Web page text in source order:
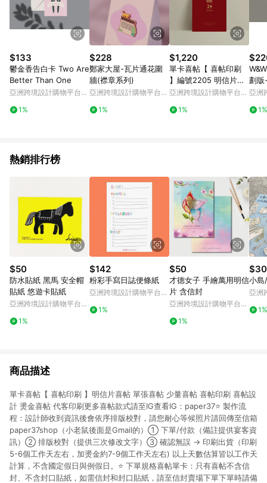
Pinkoi 購物商品資訊頁及購物車標示為準。 10. 點數紅包使用規
則請以點數紅包活動說明為準。 11. 若於 LINE 購物前往 Pinkoi
頁面後才首次下載 Pinkoi APP 並完成訂單，不符合導購資格；承
上，首次下載 Pinkoi APP 後，需透過 LINE 購物前往 Pinkoi 頁
面，方享導購資格。
$133
鬱金香告白卡 Two Are
Better Than One
亞洲跨境設計購物平台
1%
$228
鄭家大屋-瓦片通花圍
牆(襟章系列)
亞洲跨境設計購物平台
1%
$1,220
單卡喜帖【 喜帖印刷
】編號2205 明信片喜
帖 少量喜帖 喜帖設
亞洲跨境設計購物平台
1%
劃版
手寫
亞洲
1%
熱銷排行榜
$50
防水貼紙 黑馬 安全帽
貼紙 悠遊卡貼紙
亞洲跨境設計購物平台
1%
$142
粉彩手寫日誌便條紙
亞洲跨境設計購物平台
1%
$50
才德女子 手繪萬用明信
片 含信封
亞洲跨境設計購物平台
1%
$30
小島
亞洲
1%
商品描述
單卡喜帖【 喜帖印刷 】明信片喜帖 單張喜帖 少量喜帖 喜帖印刷 喜帖設
計 燙金喜帖 代客印刷更多喜帖款式請至IG查看IG：paper37⭐️ 製作流
程：設計師收到資訊後會依序排版校對，請您耐心等候照片請回傳至信箱
paper37shop（小老鼠後面是Gmail的）① 下單/付款（備註提供宴客資
訊）② 排版校對（提供三次修改文字）③ 確認無誤 → 印刷出貨（印刷
5-6個工作天左右，加燙金約7-9個工作天左右) 以上天數估算皆以工作天
計算，不含國定假日與例假日。⭐️ 下單規格喜帖單卡：只有喜帖不含信
封、不含封口貼紙，如需信封和封口貼紙，請至信封賣場下單下單時請備